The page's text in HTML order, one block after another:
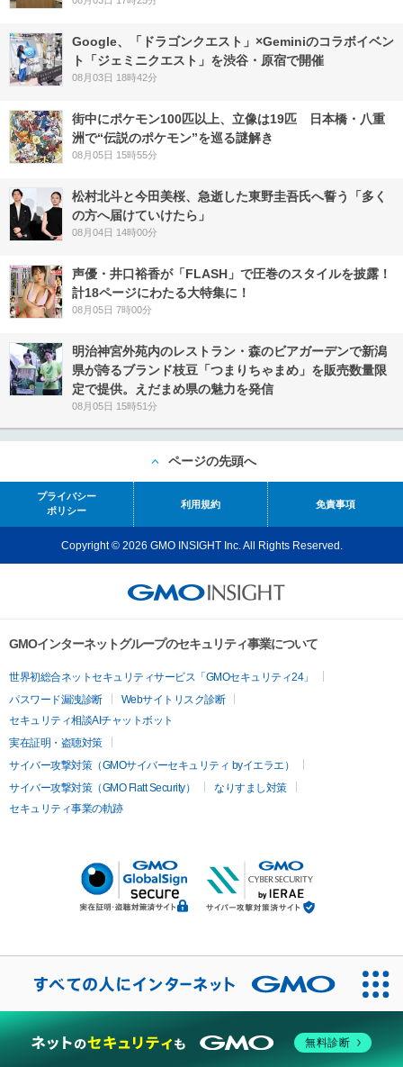
Google、「ドラゴンクエスト」×Geminiのコラボイベン
ト「ジェミニクエスト」を渋谷・原宿で開催
08月03日 18時42分
街中にポケモン100匹以上、立像は19匹 日本橋・八重
洲で“伝説のポケモン”を巡る謎解き
08月05日 15時55分
松村北斗と今田美桜、急逝した東野圭吾氏へ誓う「多く
の方へ届けていけたら」
08月04日 14時00分
声優・井口裕香が「FLASH」で圧巻のスタイルを披露！
計18ページにわたる大特集に！
08月05日 7時00分
明治神宮外苑内のレストラン・森のビアガーデンで新潟
県が誇るブランド枝豆「つまりちゃまめ」を販売数量限
定で提供。えだまめ県の魅力を発信
08月05日 15時51分
ページの先頭へ
プライバシー
ポリシー
利用規約 免責事項
Copyright © 2026 GMO INSIGHT Inc. All Rights Reserved.
GMOインターネットグループのセキュリティ事業について
世界初総合ネットセキュリティサービス「GMOセキュリティ24」
パスワード漏洩診断
Webサイトリスク診断
セキュリティ相談AIチャットボット
実在証明・盗聴対策
サイバー攻撃対策（GMOサイバーセキュリティ byイエラエ）
サイバー攻撃対策（GMO Flatt Security）
なりすまし対策
セキュリティ事業の軌跡
無料診断